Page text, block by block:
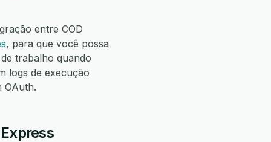
entre COD
, para que você possa
trabalho quando
logs de execução
OAuth.